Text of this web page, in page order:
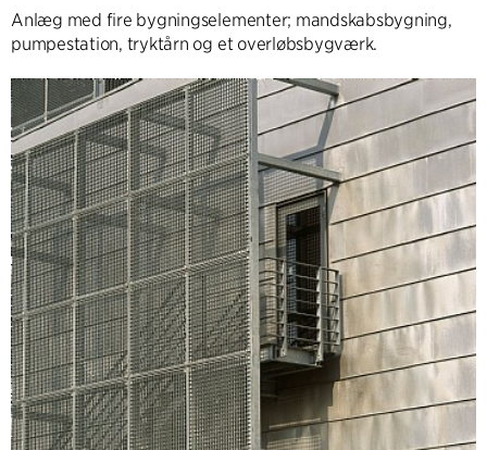
Anlæg med fire bygningselementer; mandskabsbygning,
pumpestation, tryktårn og et overløbsbygværk.